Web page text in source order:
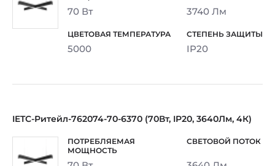
70 Вт 3740 Лм
5000 IP20
IETC-Ритейл-762074-70-6370 (70Вт, IP20, 3640Лм, 4К)